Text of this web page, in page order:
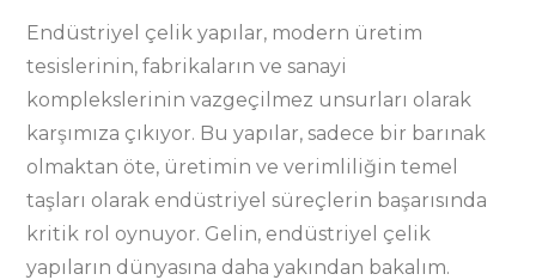
Endüstriyel çelik yapılar, modern üretim
tesislerinin, fabrikaların ve sanayi
komplekslerinin vazgeçilmez unsurları olarak
karşımıza çıkıyor. Bu yapılar, sadece bir barınak
olmaktan öte, üretimin ve verimliliğin temel
taşları olarak endüstriyel süreçlerin başarısında
kritik rol oynuyor. Gelin, endüstriyel çelik
yapıların dünyasına daha yakından bakalım.